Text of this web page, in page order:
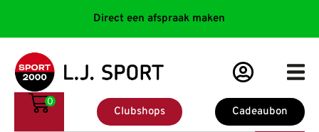
Direct een afspraak maken
Cadeaubon
Clubshops
0